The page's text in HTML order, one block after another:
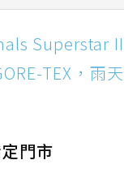
Superstar II
TEX，雨天街
v9 GORE-
GORE-TEX：
雨天穿搭帥度不
Superstar II
TEX，雨天
門市